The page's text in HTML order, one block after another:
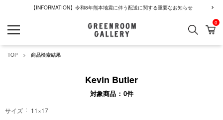
【INFORMATION】令和8年熊本地震に伴う配送に関する重要なお知らせ
検索 カ
0
TOP 商品検索結果
Kevin Butler
対象商品 0件
サイズ 11×17